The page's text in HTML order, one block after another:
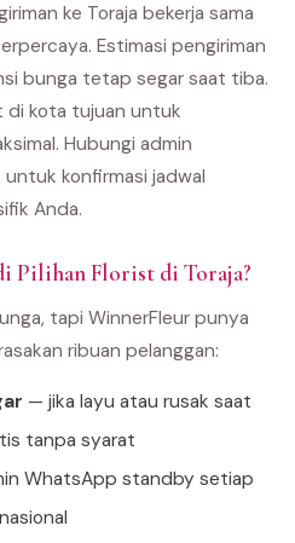
ke Toraja bekerja sama
Estimasi pengiriman
bunga tetap segar saat tiba.
di kota tujuan untuk
Hubungi admin
konfirmasi jadwal
Anda.
Pilihan Florist di Toraja?
tapi WinnerFleur punya
ribuan pelanggan:
— jika layu atau rusak saat
tanpa syarat
WhatsApp standby setiap